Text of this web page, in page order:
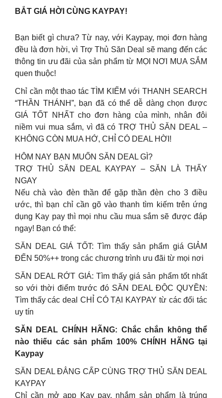
BẮT GIÁ HỜI CÙNG KAYPAY!
Bạn biết gì chưa? Từ nay, với Kaypay, mọi đơn hàng
đều là đơn hời, vì Trợ Thủ Săn Deal sẽ mang đến các
thông tin ưu đãi của sản phẩm từ MỌI NƠI MUA SẮM
quen thuộc!
Chỉ cần một thao tác TÌM KIẾM với THANH SEARCH
“THẦN THÁNH”, bạn đã có thể dễ dàng chọn được
GIÁ TỐT NHẤT cho đơn hàng của mình, nhân đôi
niềm vui mua sắm, vì đã có TRỢ THỦ SĂN DEAL –
KHÔNG CÒN MUA HỚ, CHỈ CÓ DEAL HỜI!
HÔM NAY BẠN MUỐN SĂN DEAL GÌ?
TRỢ THỦ SĂN DEAL KAYPAY – SĂN LÀ THẤY
NGAY
Nếu chà vào đèn thần để gặp thần đèn cho 3 điều
ước, thì bạn chỉ cần gõ vào thanh tìm kiếm trên ứng
dụng Kay pay thì mọi nhu cầu mua sắm sẽ được đáp
ngay! Bạn có thể:
SĂN DEAL GIÁ TỐT: Tìm thấy sản phẩm giá GIẢM
ĐẾN 50%++ trong các chương trình ưu đãi từ mọi nơi
SĂN DEAL RỚT GIÁ: Tìm thấy giá sản phẩm tốt nhất
so với thời điểm trước đó SĂN DEAL ĐỘC QUYỀN:
Tìm thấy các deal CHỈ CÓ TẠI KAYPAY từ các đối tác
uy tín
SĂN DEAL CHÍNH HÃNG: Chắc chắn không thể
nào thiếu các sản phẩm 100% CHÍNH HÃNG tại
Kaypay
SĂN DEAL ĐẲNG CẤP CÙNG TRỢ THỦ SĂN DEAL
KAYPAY
Chỉ cần mở app Kay pay, nhắm sản phẩm là trúng